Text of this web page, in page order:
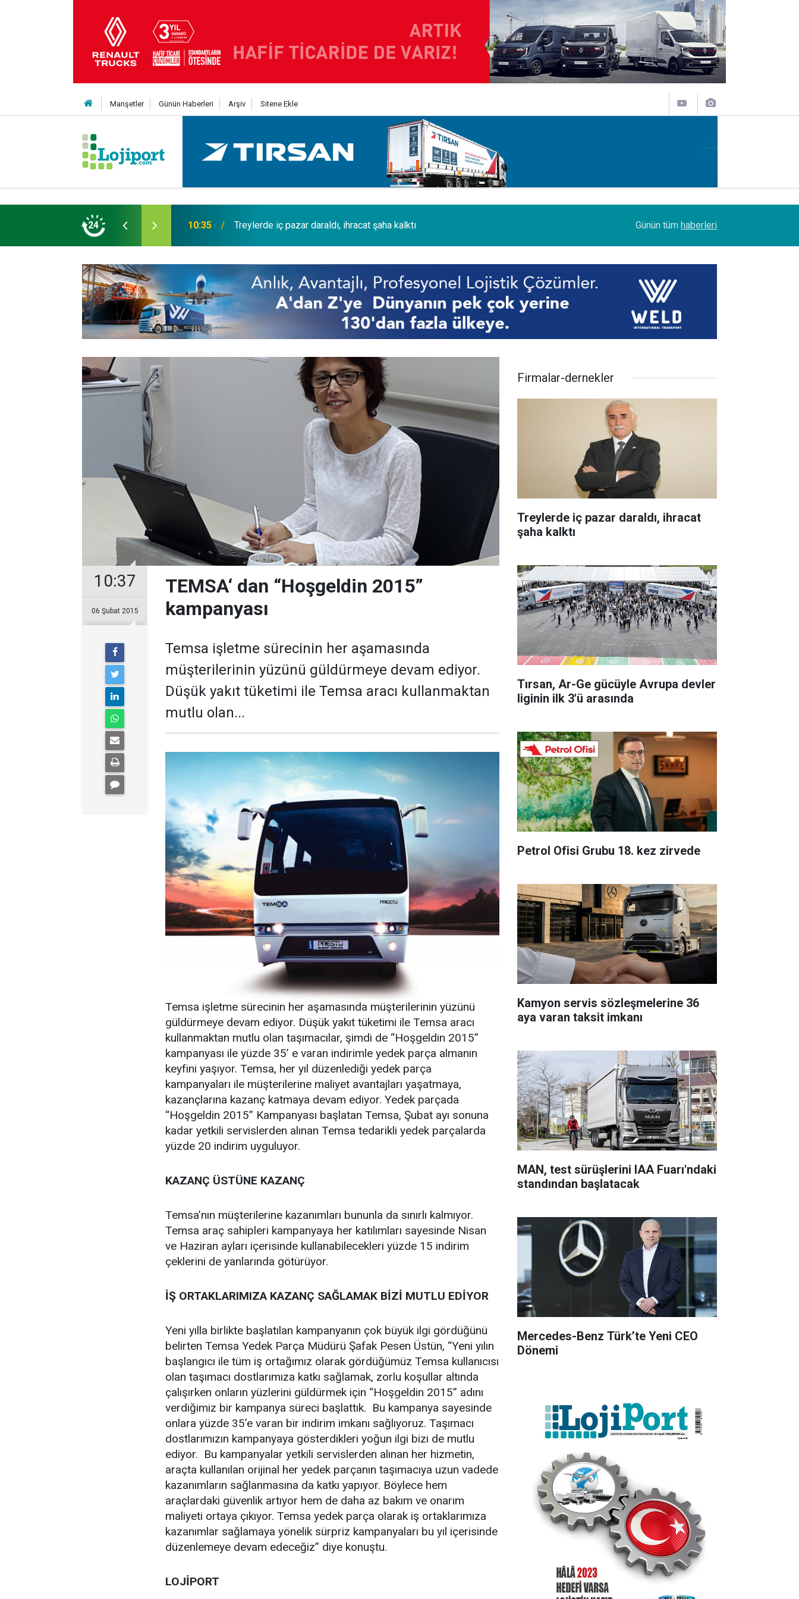
Manşetler Günün Haberleri Arşiv Sitene Ekle
24 09:47 Her biri 120 tonluk 3 Boeing 777, kamyonlarla 1250 km taşındı Turhan Özen, Saudia Cargo’nun CCO’su oldu
Günün tüm haberleri
10:37
06 Şubat 2015
TEMSA‘ dan “Hoşgeldin 2015”
kampanyası
Temsa işletme sürecinin her aşamasında
müşterilerinin yüzünü güldürmeye devam ediyor.
Düşük yakıt tüketimi ile Temsa aracı kullanmaktan
mutlu olan...
Temsa işletme sürecinin her aşamasında müşterilerinin yüzünü
güldürmeye devam ediyor. Düşük yakıt tüketimi ile Temsa aracı
kullanmaktan mutlu olan taşımacılar, şimdi de “Hoşgeldin 2015”
kampanyası ile yüzde 35’ e varan indirimle yedek parça almanın
keyfini yaşıyor. Temsa, her yıl düzenlediği yedek parça
kampanyaları ile müşterilerine maliyet avantajları yaşatmaya,
kazançlarına kazanç katmaya devam ediyor. Yedek parçada
“Hoşgeldin 2015” Kampanyası başlatan Temsa, Şubat ayı sonuna
kadar yetkili servislerden alınan Temsa tedarikli yedek parçalarda
yüzde 20 indirim uyguluyor.
KAZANÇ ÜSTÜNE KAZANÇ
Temsa’nın müşterilerine kazanımları bununla da sınırlı kalmıyor.
Temsa araç sahipleri kampanyaya her katılımları sayesinde Nisan
ve Haziran ayları içerisinde kullanabilecekleri yüzde 15 indirim
çeklerini de yanlarında götürüyor.
İŞ ORTAKLARIMIZA KAZANÇ SAĞLAMAK BİZİ MUTLU EDİYOR
Yeni yılla birlikte başlatılan kampanyanın çok büyük ilgi gördüğünü
belirten Temsa Yedek Parça Müdürü Şafak Pesen Üstün, “Yeni yılın
başlangıcı ile tüm iş ortağımız olarak gördüğümüz Temsa kullanıcısı
olan taşımacı dostlarımıza katkı sağlamak, zorlu koşullar altında
çalışırken onların yüzlerini güldürmek için “Hoşgeldin 2015” adını
verdiğimiz bir kampanya süreci başlattık. Bu kampanya sayesinde
onlara yüzde 35’e varan bir indirim imkanı sağlıyoruz. Taşımacı
dostlarımızın kampanyaya gösterdikleri yoğun ilgi bizi de mutlu
ediyor. Bu kampanyalar yetkili servislerden alınan her hizmetin,
araçta kullanılan orijinal her yedek parçanın taşımacıya uzun vadede
kazanımların sağlanmasına da katkı yapıyor. Böylece hem
araçlardaki güvenlik artıyor hem de daha az bakım ve onarım
maliyeti ortaya çıkıyor. Temsa yedek parça olarak iş ortaklarımıza
kazanımlar sağlamaya yönelik sürpriz kampanyaları bu yıl içerisinde
düzenlemeye devam edeceğiz” diye konuştu.
LOJİPORT
Firmalar-dernekler
Treylerde iç pazar daraldı, ihracat
şaha kalktı
Tırsan, Ar-Ge gücüyle Avrupa devler
liginin ilk 3'ü arasında
Petrol Ofisi Grubu 18. kez zirvede
Kamyon servis sözleşmelerine 36
aya varan taksit imkanı
MAN, test sürüşlerini IAA Fuarı'ndaki
standından başlatacak
Mercedes-Benz Türk’te Yeni CEO
Dönemi